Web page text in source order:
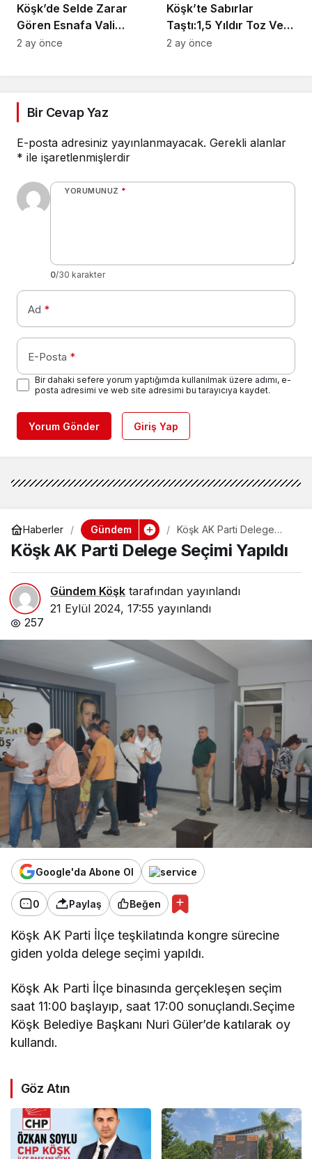
Köşk’de Selde Zarar
Gören Esnafa Vali
Güvencesi
2 ay önce
Köşk’te Sabırlar
Taştı:1,5 Yıldır Toz Ve
Çamurlar Yaşıyoruz
2 ay önce
Bir Cevap Yaz
E-posta adresiniz yayınlanmayacak. Gerekli alanlar
* ile işaretlenmişlerdir
YORUMUNUZ *
0/30 karakter
Ad *
E-Posta *
Bir dahaki sefere yorum yaptığımda kullanılmak üzere adımı, e-
posta adresimi ve web site adresimi bu tarayıcıya kaydet.
Yorum Gönder Giriş Yap
Haberler Gündem
Köşk AK Parti Delege
Seçimi Yapıldı
Köşk AK Parti Delege Seçimi Yapıldı
Gündem Köşk tarafından yayınlandı
21 Eylül 2024, 17:55 yayınlandı
257
Google'da Abone Ol
0 Paylaş Beğen
Köşk AK Parti İlçe teşkilatında kongre sürecine
giden yolda delege seçimi yapıldı.
Köşk Ak Parti İlçe binasında gerçekleşen seçim
saat 11:00 başlayıp, saat 17:00 sonuçlandı.Seçime
Köşk Belediye Başkanı Nuri Güler’de katılarak oy
kullandı.
Göz Atın